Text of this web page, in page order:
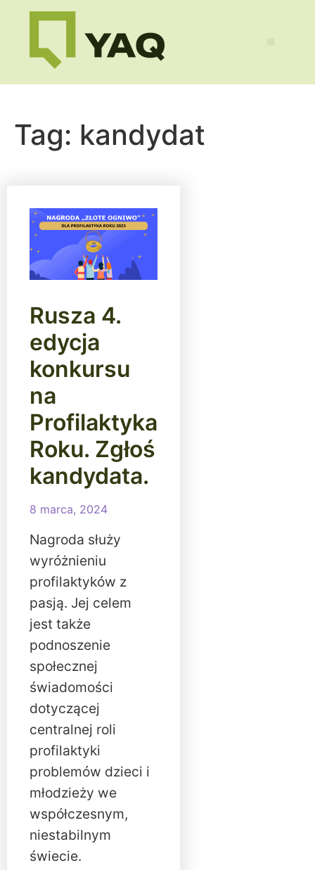
Tag: kandydat
Rusza 4.
edycja
konkursu
na
Profilaktyka
Roku. Zgłoś
kandydata.
8 marca, 2024
Nagroda służy
wyróżnieniu
profilaktyków z
pasją. Jej celem
jest także
podnoszenie
społecznej
świadomości
dotyczącej
centralnej roli
profilaktyki
problemów dzieci i
młodzieży we
współczesnym,
niestabilnym
świecie.